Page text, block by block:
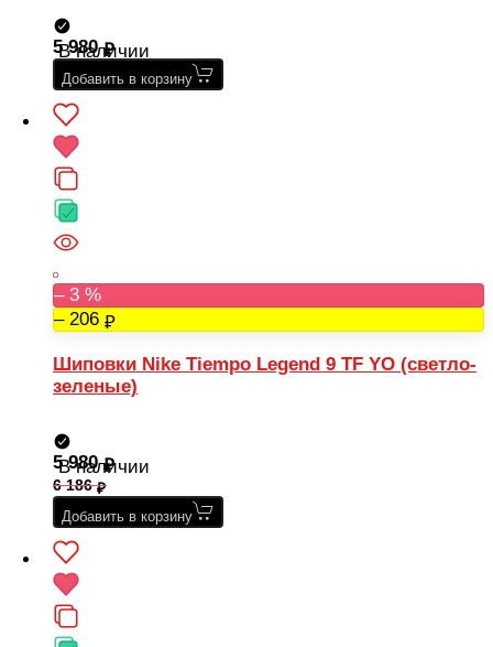
В наличии
5 980
Добавить в корзину
– 3 %
– 206
Шиповки Nike Tiempo Legend 9 TF YO (светло-
зеленые)
В наличии
5 980
6 186
Добавить в корзину